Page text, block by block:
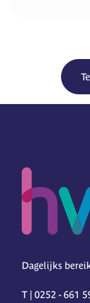
Dagelijks
T | 0252 - 661